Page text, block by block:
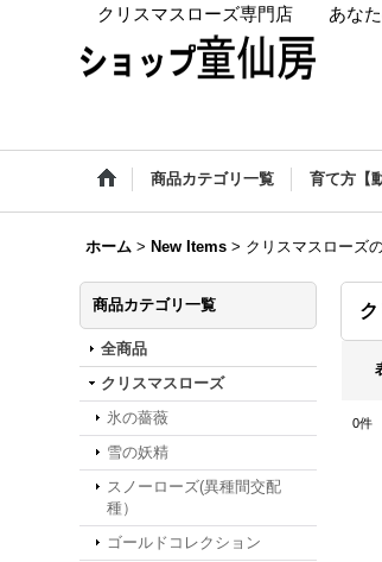
クリスマスローズ専門店 あなた
商品カテゴリ一覧 育て方【
ホーム > New Items > クリスマスローズ
商品カテゴリ一覧
全商品
クリスマスローズ
氷の薔薇
雪の妖精
スノーローズ(異種間交配
種）
ゴールドコレクション
0件